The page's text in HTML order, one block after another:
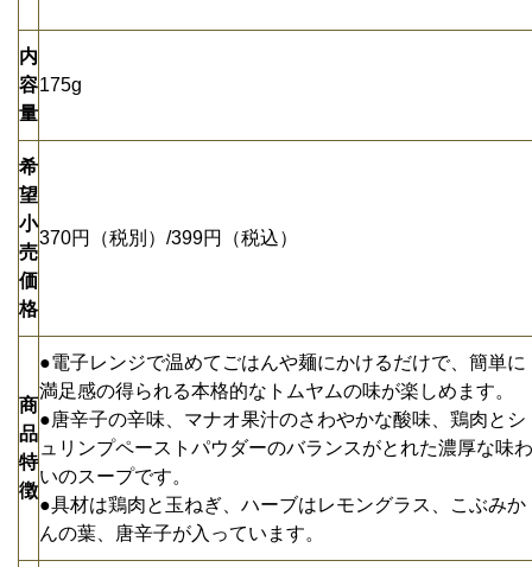
内
容
量
175g
希
望
小
売
価
格
370円（税別）/399円（税込）
商
品
特
徴
●電子レンジで温めてごはんや麺にかけるだけで、簡単に
満足感の得られる本格的なトムヤムの味が楽しめます。
●唐辛子の辛味、マナオ果汁のさわやかな酸味、鶏肉とシ
ュリンプペーストパウダーのバランスがとれた濃厚な味わ
いのスープです。
●具材は鶏肉と玉ねぎ、ハーブはレモングラス、こぶみか
んの葉、唐辛子が入っています。